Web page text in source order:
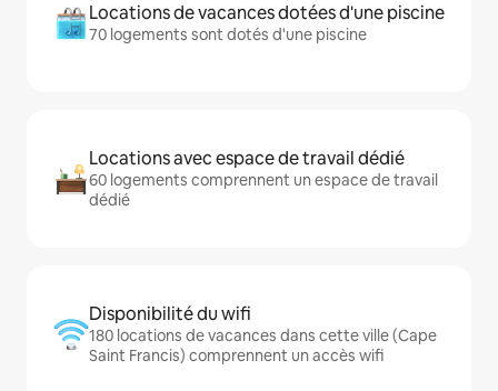
Locations de vacances dotées d'une piscine
70 logements sont dotés d'une piscine
Locations avec espace de travail dédié
60 logements comprennent un espace de travail
dédié
Disponibilité du wifi
180 locations de vacances dans cette ville (Cape
Saint Francis) comprennent un accès wifi